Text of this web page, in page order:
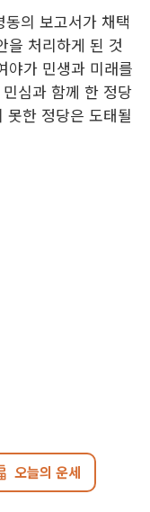
의 보고서가 채택
을 처리하게 된 것
야가 민생과 미래를
심과 함께 한 정당
못한 정당은 도태될
오늘의 운세